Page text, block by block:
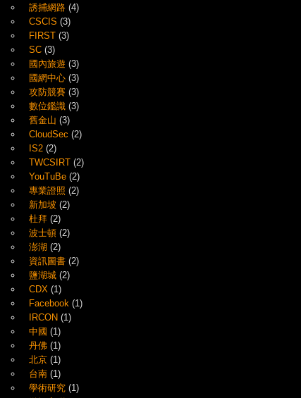
誘捕網路 (4)
CSCIS (3)
FIRST (3)
SC (3)
國內旅遊 (3)
國網中心 (3)
攻防競賽 (3)
數位鑑識 (3)
舊金山 (3)
CloudSec (2)
IS2 (2)
TWCSIRT (2)
YouTuBe (2)
專業證照 (2)
新加坡 (2)
杜拜 (2)
波士頓 (2)
澎湖 (2)
資訊圖書 (2)
鹽湖城 (2)
CDX (1)
Facebook (1)
IRCON (1)
中國 (1)
丹佛 (1)
北京 (1)
台南 (1)
學術研究 (1)